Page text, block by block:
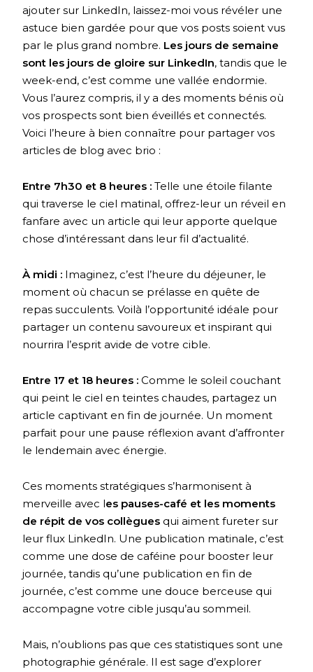
ajouter sur LinkedIn, laissez-moi vous révéler une
astuce bien gardée pour que vos posts soient vus
par le plus grand nombre. Les jours de semaine
sont les jours de gloire sur LinkedIn, tandis que le
week-end, c’est comme une vallée endormie.
Vous l’aurez compris, il y a des moments bénis où
vos prospects sont bien éveillés et connectés.
Voici l’heure à bien connaître pour partager vos
articles de blog avec brio :
Entre 7h30 et 8 heures : Telle une étoile filante
qui traverse le ciel matinal, offrez-leur un réveil en
fanfare avec un article qui leur apporte quelque
chose d’intéressant dans leur fil d’actualité.
À midi : Imaginez, c’est l’heure du déjeuner, le
moment où chacun se prélasse en quête de
repas succulents. Voilà l’opportunité idéale pour
partager un contenu savoureux et inspirant qui
nourrira l’esprit avide de votre cible.
Entre 17 et 18 heures : Comme le soleil couchant
qui peint le ciel en teintes chaudes, partagez un
article captivant en fin de journée. Un moment
parfait pour une pause réflexion avant d’affronter
le lendemain avec énergie.
Ces moments stratégiques s’harmonisent à
merveille avec les pauses-café et les moments
de répit de vos collègues qui aiment fureter sur
leur flux LinkedIn. Une publication matinale, c’est
comme une dose de caféine pour booster leur
journée, tandis qu’une publication en fin de
journée, c’est comme une douce berceuse qui
accompagne votre cible jusqu’au sommeil.
Mais, n’oublions pas que ces statistiques sont une
photographie générale. Il est sage d’explorer